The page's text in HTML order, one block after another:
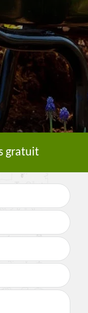
gratuit